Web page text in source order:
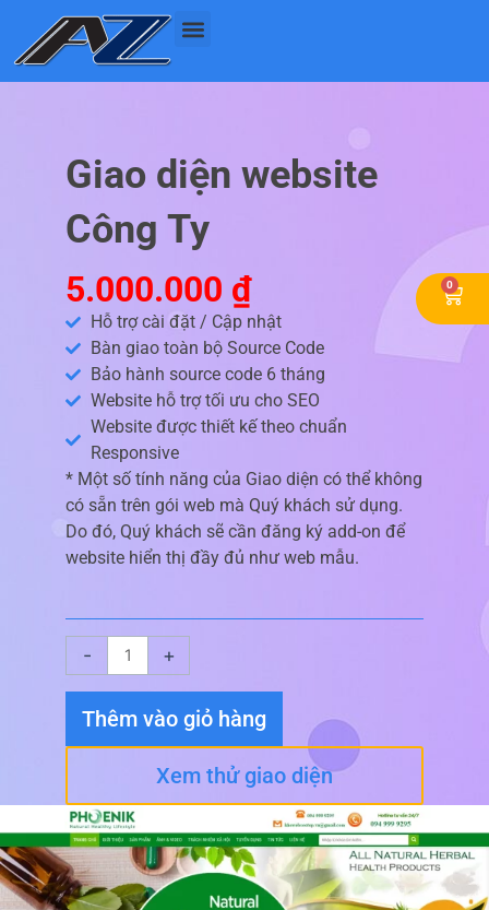
nội
Giao diện website
Công Ty
5.000.000 ₫
Hỗ trợ cài đặt / Cập nhật
Bàn giao toàn bộ Source Code
Bảo hành source code 6 tháng
Website hỗ trợ tối ưu cho SEO
Website được thiết kế theo chuẩn
Responsive
* Một số tính năng của Giao diện có thể không
có sẵn trên gói web mà Quý khách sử dụng.
Do đó, Quý khách sẽ cần đăng ký add-on để
website hiển thị đầy đủ như web mẫu.
-
diện
Công
Ty
lượng
+
Thêm vào giỏ hàng
Xem thử giao diện
0
Cart